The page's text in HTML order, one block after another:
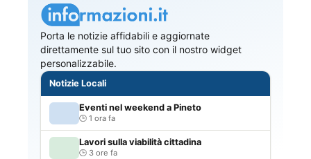
Porta le notizie affidabili e aggiornate
direttamente sul tuo sito con il nostro widget
personalizzabile.
Notizie Locali
Eventi nel weekend a Pineto
1 ora fa
Lavori sulla viabilità cittadina
3 ore fa